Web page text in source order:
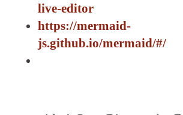
live-editor
https://mermaid-
js.github.io/mermaid/#/